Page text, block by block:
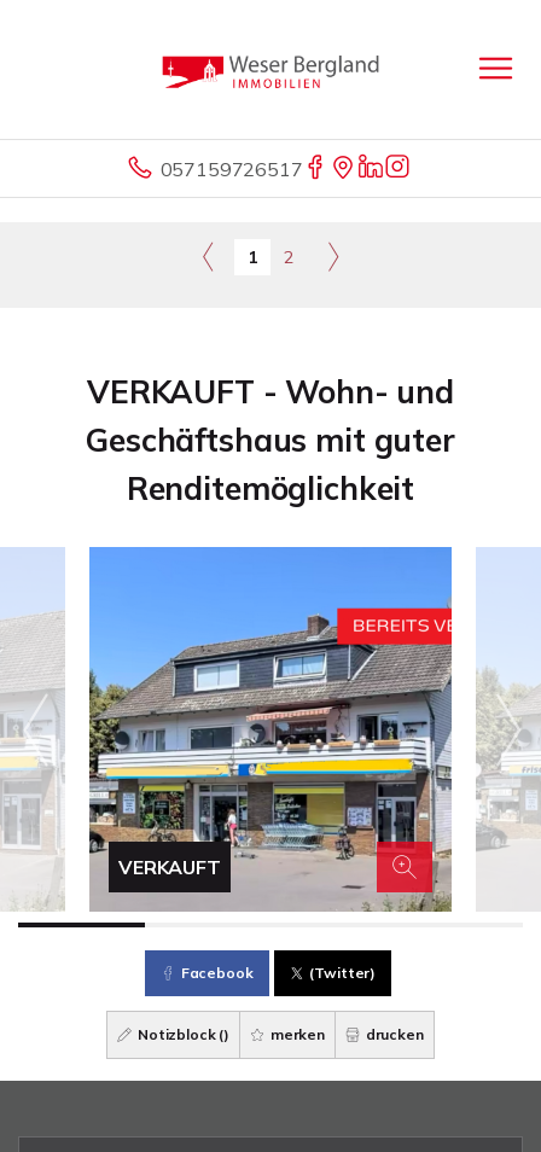
057159726517
1 2
VERKAUFT - Wohn- und
Geschäftshaus mit guter
Renditemöglichkeit
VERKAUFT
Facebook (Twitter)
Notizblock () merken drucken